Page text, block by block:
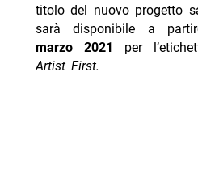
titolo del nuovo progetto
sarà disponibile a
marzo 2021 per
Artist First.